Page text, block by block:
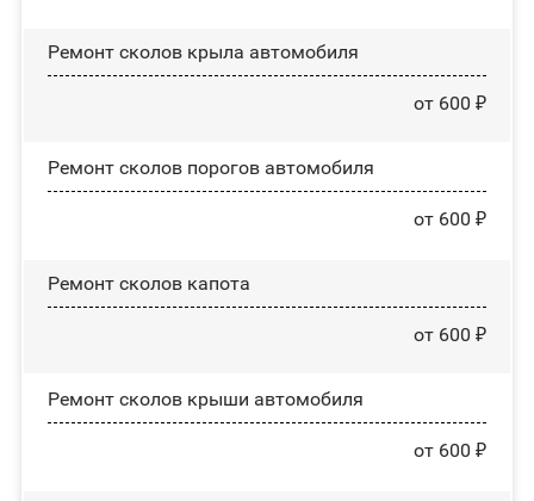
Ремонт сколов крыла автомобиля
от 600 ₽
Ремонт сколов порогов автомобиля
от 600 ₽
Ремонт сколов капота
от 600 ₽
Ремонт сколов крыши автомобиля
от 600 ₽